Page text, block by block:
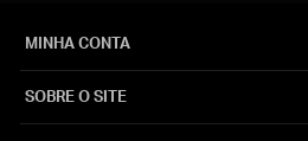
MINHA CONTA
SOBRE O SITE